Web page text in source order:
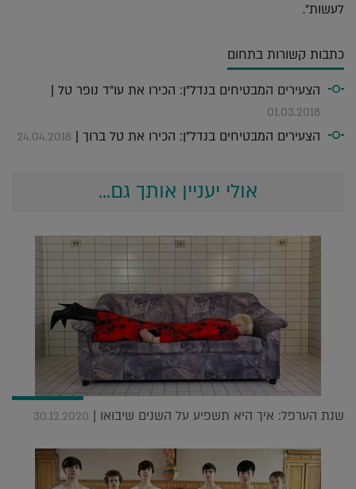
לעשות".
כתבות קשורות בתחום
הצעירים המבטיחים בנדל"ן: הכירו את עו"ד נופר טל |
01.03.2018
הצעירים המבטיחים בנדל"ן: הכירו את טל ברוך | 24.04.2018
אולי יעניין אותך גם...
שנת הערפל: איך היא תשפיע על השנים שיבואו | 30.12.2020